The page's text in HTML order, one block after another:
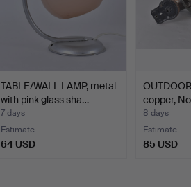
TABLE/WALL LAMP, metal
with pink glass sha…
7 days
Estimate
64 USD
copper,
8 days
Estimate
85 USD